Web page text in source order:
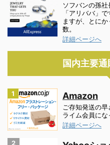
ソフバンの孫
「アリババ」
ますが、とに
数。
詳細ページへ
国内主要
1 Amazon
ご存知発送の
ライム会員にな
詳細ページへ
2